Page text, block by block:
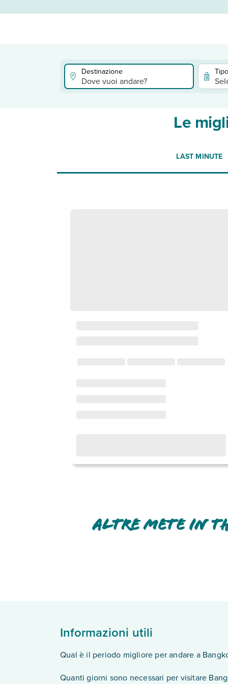
Destinazione
Dove vuoi andare?
Le
LAST MINUTE
Altre mete in
Informazioni utili
Qual è il periodo migliore per andare a
stagione secca, quando le temperature sono
Quanti giorni sono necessari per visitare